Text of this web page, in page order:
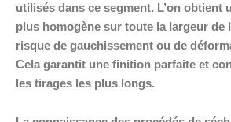
utilisés dans ce segment. L’on obtient
plus homogène sur toute la largeur de
risque de gauchissement ou de
Cela garantit une finition parfaite et
les tirages les plus longs.